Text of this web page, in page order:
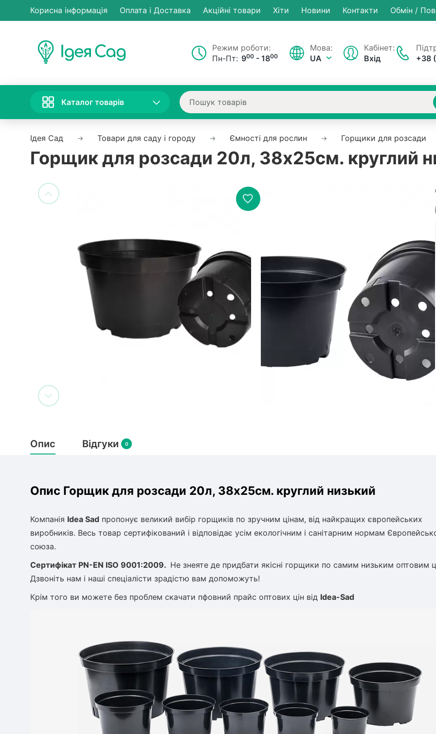
Корисна інформація Оплата і Доставка Акційні товари Хiти Новини Контакти Обмін /
Режим роботи:
Пн-Пт: 900 - 1800
+38
Мова:
UA
Кабінет:
Вхід
Каталог товарів
Ідея Сад Товари для саду і городу Ємності для рослин Горщики для розсади
Горщик для розсади 20л, 38х25см. круглий
0
Немає на складі
Опис Відгуки 0
Опис Горщик для розсади 20л, 38х25см. круглий низький
Компанія Idea Sad пропонує великий вибір горщиків по зручним цінам, від найкращих європейських
виробників. Весь товар сертифікований і відповідає усім екологічним і санітарним нормам
союза.
Сертифікат PN-EN ISO 9001:2009. Не знеяте де придбати якісні горщики по самим низьким оптовим
Дзвоніть нам і наші спеціалісти зрадістю вам допоможуть!
Крім того ви можете без проблем скачати пфовний прайс оптових цін від Idea-Sad